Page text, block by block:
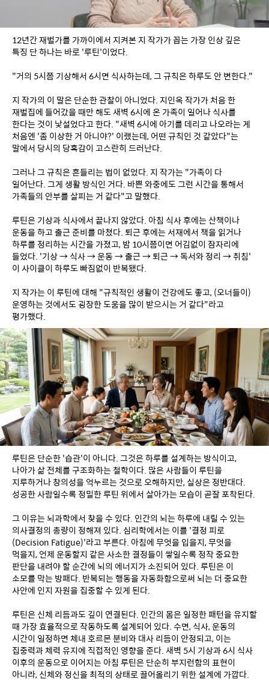
12년간 재벌가를 가까이에서 지켜본 지 작가가 꼽는 가장 인상 깊은
특징 단 하나는 바로 '루틴'이었다.
"거의 5시쯤 기상해서 6시면 식사하는데, 그 규칙은 하루도 안 변한다."
지 작가의 이 말은 단순한 관찰이 아니었다. 지인옥 작가가 처음 한
재벌집에 들어갔을 때만 해도 새벽 6시에 온 가족이 일어나 식사를
한다는 것이 낯설었다고 한다. "새벽 6시에 아기를 데리고 나오라는 게
처음엔 '좀 이상한 거 아니야?' 이랬는데, 어떤 규칙인 것 같았다"는
말에서 당시의 당혹감이 고스란히 드러난다.
그러나 그 규칙은 흔들리는 법이 없었다. 지 작가는 "가족이 다
일어난다. 그게 생활 방식인 거다. 바쁜 와중에도 그런 시간을 통해서
가족들의 안부를 살피는 거 같다"고 말했다.
루틴은 기상과 식사에서 끝나지 않았다. 아침 식사 후에는 산책이나
운동을 하고 출근 준비를 마쳤다. 퇴근 후에는 서재에서 책을 읽거나
하루를 정리하는 시간을 가졌고, 밤 10시쯤이면 어김없이 잠자리에
들었다. '기상 → 식사 → 운동 → 출근 → 퇴근 → 독서와 정리 → 취침'
이 사이클이 하루도 빠짐없이 반복됐다.
지 작가는 이 루틴에 대해 "규칙적인 생활이 건강에도 좋고, (오너들이)
운영하는 것에서도 굉장한 도움을 많이 받으시는 거 같다"라고
평가했다.
루틴은 단순한 '습관'이 아니다. 그것은 하루를 설계하는 방식이고,
나아가 삶 전체를 구조화하는 철학이다. 많은 사람들이 루틴을
지루하거나 창의성을 억누르는 것으로 오해하지만, 실상은 정반대다.
성공한 사람일수록 정밀한 루틴 위에서 살아가는 모습이 곧잘 포착된다.
그 이유는 뇌과학에서 찾을 수 있다. 인간의 뇌는 하루에 내릴 수 있는
의사결정의 총량이 정해져 있다. 심리학에서는 이를 '결정 피로
(Decision Fatigue)'라고 부른다. 아침에 무엇을 입을지, 무엇을
먹을지, 언제 운동할지 같은 사소한 결정들이 쌓일수록 정작 중요한
판단을 내려야 할 순간에 뇌의 에너지가 소진되어 있다. 루틴은 이
소모를 막는 방패다. 반복되는 행동을 자동화함으로써 뇌는 더 중요한
사안에 인지 자원을 집중할 수 있게 된다.
루틴은 신체 리듬과도 깊이 연결된다. 인간의 몸은 일정한 패턴을 유지할
때 가장 효율적으로 작동하도록 설계되어 있다. 수면, 식사, 운동의
시간이 일정하면 체내 호르몬 분비와 대사 리듬이 안정되고, 이는
집중력과 체력 유지에 직접적인 영향을 준다. 새벽 5시 기상과 6시 식사
이후의 운동으로 이어지는 아침 루틴은 단순히 부지런함의 표현이
아니라, 신체와 정신을 최적의 상태로 끌어올리기 위한 설계에 가깝다.